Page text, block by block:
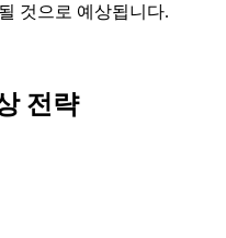
것으로 예상됩니다.
전략